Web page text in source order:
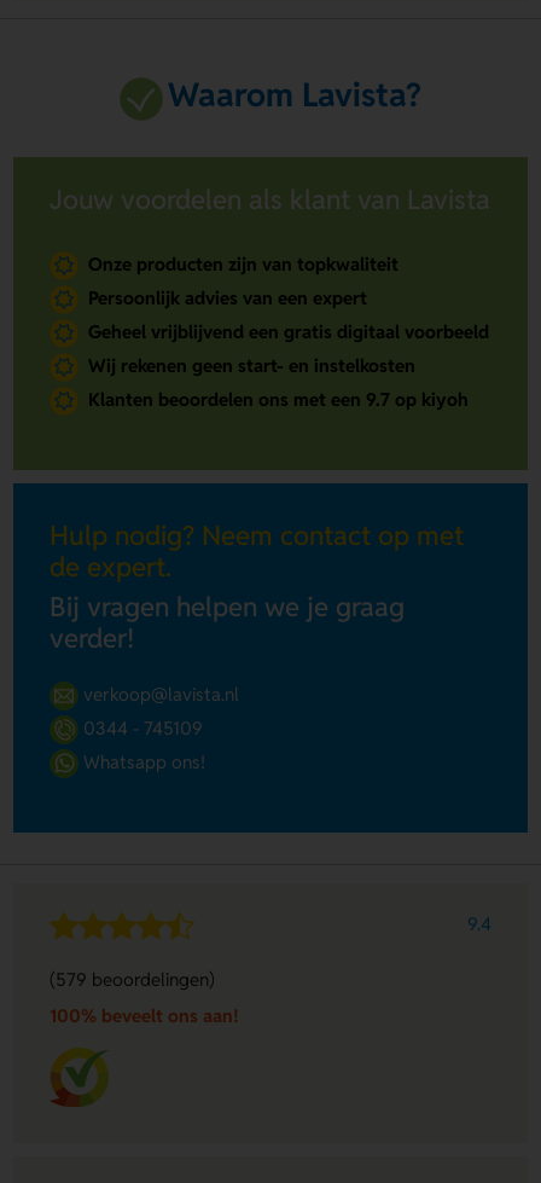
Waarom Lavista?
Jouw voordelen als klant van Lavista
Onze producten zijn van topkwaliteit
Persoonlijk advies van een expert
Geheel vrijblijvend een gratis digitaal voorbeeld
Wij rekenen geen start- en instelkosten
Klanten beoordelen ons met een 9.7 op kiyoh
Hulp nodig? Neem contact op met
de expert.
Bij vragen helpen we je graag
verder!
verkoop@lavista.nl
0344 - 745109
Whatsapp ons!
9.4
(579 beoordelingen)
100% beveelt ons aan!